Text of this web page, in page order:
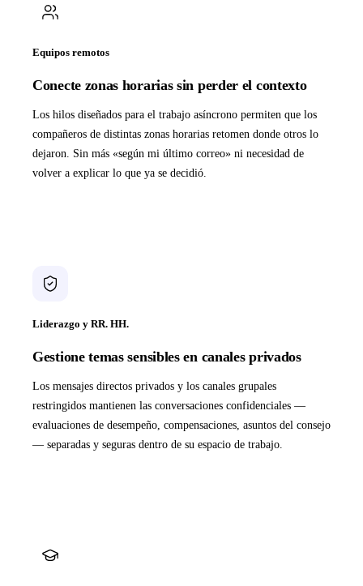
Equipos remotos
Conecte zonas horarias sin perder el contexto
Los hilos diseñados para el trabajo asíncrono permiten que los
compañeros de distintas zonas horarias retomen donde otros lo
dejaron. Sin más «según mi último correo» ni necesidad de
volver a explicar lo que ya se decidió.
Liderazgo y RR. HH.
Gestione temas sensibles en canales privados
Los mensajes directos privados y los canales grupales
restringidos mantienen las conversaciones confidenciales —
evaluaciones de desempeño, compensaciones, asuntos del consejo
— separadas y seguras dentro de su espacio de trabajo.